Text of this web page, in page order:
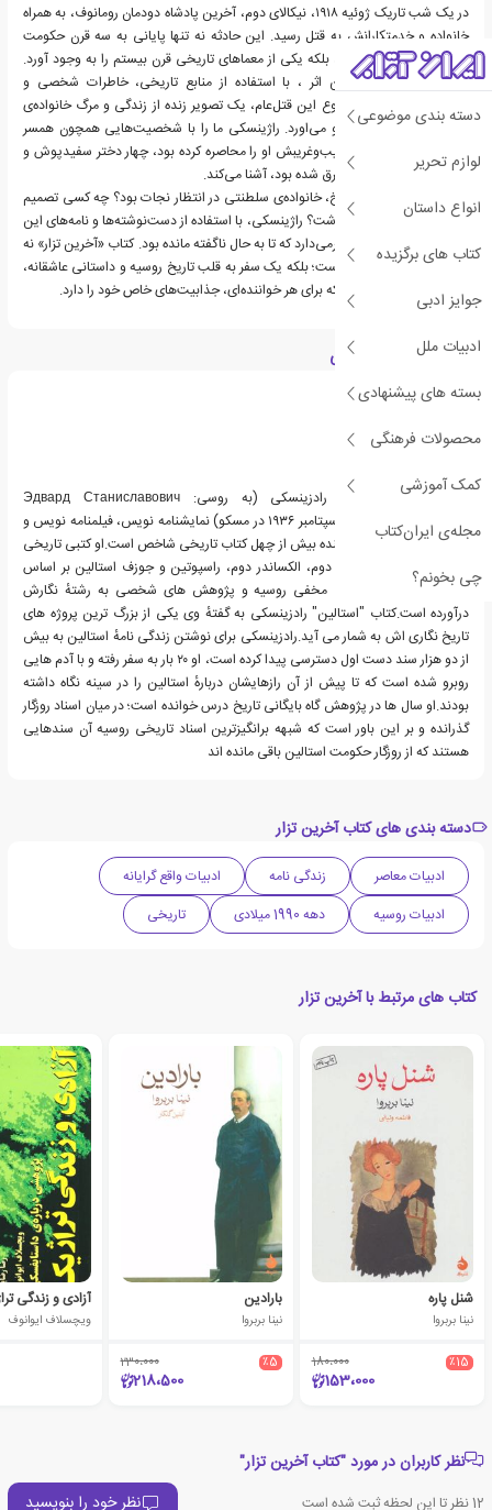
دسته بندی موضوعی
لوازم تحریر
انواع داستان
کتاب های برگزیده
جوایز ادبی
ادبیات ملل
بسته های پیشنهادی
محصولات فرهنگی
کمک آموزشی
مجله‌ی ایران‌کتاب
چی بخونم؟
در یک شب تاریک ژوئیه ۱۹۱۸، نیکالای دوم، آخرین پادشاه دودمان رومانوف، به همراه
خانواده‌ و خدمتکارانش به قتل رسید. این حادثه نه تنها پایانی به سه قرن حکومت
رومانوف‌ها در روسیه بود، بلکه یکی از معماهای تاریخی قرن بیستم را به وجود آورد.
ادوارد راژینسکی، در این اثر ، با استفاده از منابع تاریخی، خاطرات شخصی و
گزارش‌های مستقیم از وقوع این قتل‌عام، یک تصویر زنده از زندگی و مرگ خانواده‌ی
سلطنتی رومانوف به وجو می‌اورد. راژینسکی ما را با شخصیت‌هایی همچون همسر
نیکالای که با باورهای عجیب‌و‌غریبش او را محاصره کرده بود، چهار دختر سفیدپوش و
پسری که در درد و عشق غرق شده بود، آشنا می‌کند.
اما در کدام قسمت از تاریخ، خانواده‌ی سلطنتی در انتظار نجات بود؟ چه کسی تصمیم
به انتقام گرفتن از آن‌ها داشت؟ راژینسکی، با استفاده از دست‌نوشته‌ها و نامه‌های این
خانواده، پرده از رازهایی برمی‌دارد که تا به حال ناگفته مانده بود. کتاب «آخرین تزار» نه
تنها یک تحقیق تاریخی است؛ بلکه یک سفر به قلب تاریخ روسیه و داستانی عاشقانه،
تراژدی‌ و پر از ماجرا است که برای هر خواننده‌ای، جذابیت‌های خاص خود را دارد.
درباره ادوارد راژینسکی
ادوارد استانیسلافوویچ رادزینسکی (به روسی: Эдвард Станиславович
Радзинский) (زاده ۲۳ سپتامبر ۱۹۳۶ در مسکو) نمایشنامه نویس، فیلمنامه نویس و
پژوهش گر روسی و نویسنده بیش از چهل کتاب تاریخی شاخص است.او کتبی تاریخی
از زندگی نامه تزار نیکلای دوم، الکساندر دوم، راسپوتین و جوزف استالین بر اساس
اسناد محرمانه از بایگانی مخفی روسیه و پژوهش های شخصی به رشتهٔ نگارش
درآورده است.کتاب "استالین" رادزینسکی به گفتهٔ وی یکی از بزرگ ترین پروژه های
تاریخ نگاری اش به شمار می آید.رادزینسکی برای نوشتن زندگی نامهٔ استالین به بیش
از دو هزار سند دست اول دسترسی پیدا کرده است، او ۲۰ بار به سفر رفته و با آدم هایی
روبرو شده است که تا پیش از آن رازهایشان دربارهٔ استالین را در سینه نگاه داشته
بودند.او سال ها در پژوهش گاه بایگانی تاریخ درس خوانده است؛ در میان اسناد روزگار
گذرانده و بر این باور است که شبهه برانگیزترین اسناد تاریخی روسیه آن سندهایی
هستند که از روزگار حکومت استالین باقی مانده اند
دسته بندی های کتاب آخرین تزار
ادبیات معاصر زندگی نامه
ادبیات واقع گرایانه
ادبیات روسیه
دهه 1990 میلادی تاریخی
کتاب های مرتبط با آخرین تزار
شنل پاره
نینا بربروا
٪15 180،000
153،000
بارادین
نینا بربروا
٪5 230،000
218،500
آزادی و زندگی
ویچسلاف ایوانوف
نظر کاربران در مورد "کتاب آخرین تزار"
12نظر تا این لحظه ثبت شده است نظر خود را بنویسید